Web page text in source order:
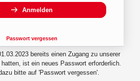
Anmelden
Passwort vergessen
bereits einen Zugang zu unserer
ist ein neues Passwort erforderlich.
bitte auf 'Passwort vergessen'.